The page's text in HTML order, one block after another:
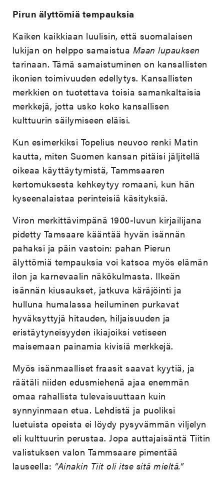
Pirun älyttömiä tempauksia
Kaiken kaikkiaan luulisin, että suomalaisen
lukijan on helppo samaistua Maan lupauksen
tarinaan. Tämä samaistuminen on kansallisten
ikonien toimivuuden edellytys. Kansallisten
merkkien on tuotettava toisia samankaltaisia
merkkejä, jotta usko koko kansallisen
kulttuurin säilymiseen eläisi.
Kun esimerkiksi Topelius neuvoo renki Matin
kautta, miten Suomen kansan pitäisi jäljitellä
oikeaa käyttäytymistä, Tammsaaren
kertomuksesta kehkeytyy romaani, kun hän
kyseenalaistaa perinteisiä käsityksiä.
Viron merkittävimpänä 1900-luvun kirjailijana
pidetty Tamsaare kääntää hyvän isännän
pahaksi ja päin vastoin: pahan Pierun
älyttömiä tempauksia voi katsoa myös elämän
ilon ja karnevaalin näkökulmasta. Ilkeän
isännän kiusaukset, jatkuva käräjöinti ja
hulluna humalassa heiluminen purkavat
hyväksyttyjä hitauden, hiljaisuuden ja
eristäytyneisyyden ikiajoiksi vetiseen
maisemaan painamia kivisiä merkkejä.
Myös isänmaalliset fraasit saavat kyytiä, ja
räätäli niiden edusmiehenä ajaa enemmän
omaa rahallista tulevaisuuttaan kuin
synnyinmaan etua. Lehdistä ja puoliksi
luetuista opeista ei löydy pysyvämmän viljelyn
eli kulttuurin perustaa. Jopa auttajaisäntä Tiitin
valistuksen valon Tammsaare pimentää
lauseella: ”Ainakin Tiit oli itse sitä mieltä.”